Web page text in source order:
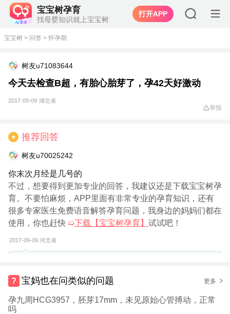
宝宝树孕育
找母婴知识就上宝宝树
打开APP
宝宝树 > 问答 > 怀孕期
树友u71083644
今天去检查B超，有胎心胎芽了，孕42天好激动
2017-09-09 湖北省
举报
★ 推荐回答
树友u70025242
你末次月经是几号的
不过，想要得到更加专业的回答，我建议还是下载宝宝树孕
育。不要怕麻烦，APP里面有非常专业的孕育知识，还有
很多专家医生免费语音解答孕育问题，我身边的妈妈们都在
使用，你也赶快 ➯下载【宝宝树孕育】 试试吧！
2017-09-09 河北省
树友u70025242：比我早3天，我末次月经30的
宝妈也在问类似的问题 更多
孕九周HCG3957，胚芽17mm，未见原始心管搏动，正常
吗